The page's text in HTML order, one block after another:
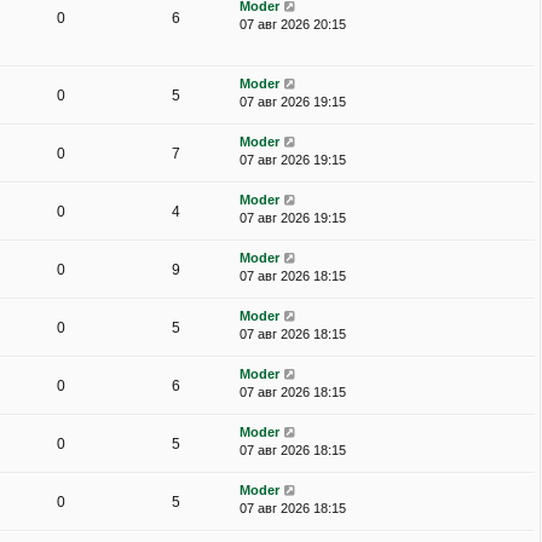
0 6
Moder
07 авг 2026 20:15
0 5
Moder
07 авг 2026 19:15
0 7
Moder
07 авг 2026 19:15
0 4
Moder
07 авг 2026 19:15
0 9
Moder
07 авг 2026 18:15
0 5
Moder
07 авг 2026 18:15
0 6
Moder
07 авг 2026 18:15
0 5
Moder
07 авг 2026 18:15
0 5
Moder
07 авг 2026 18:15